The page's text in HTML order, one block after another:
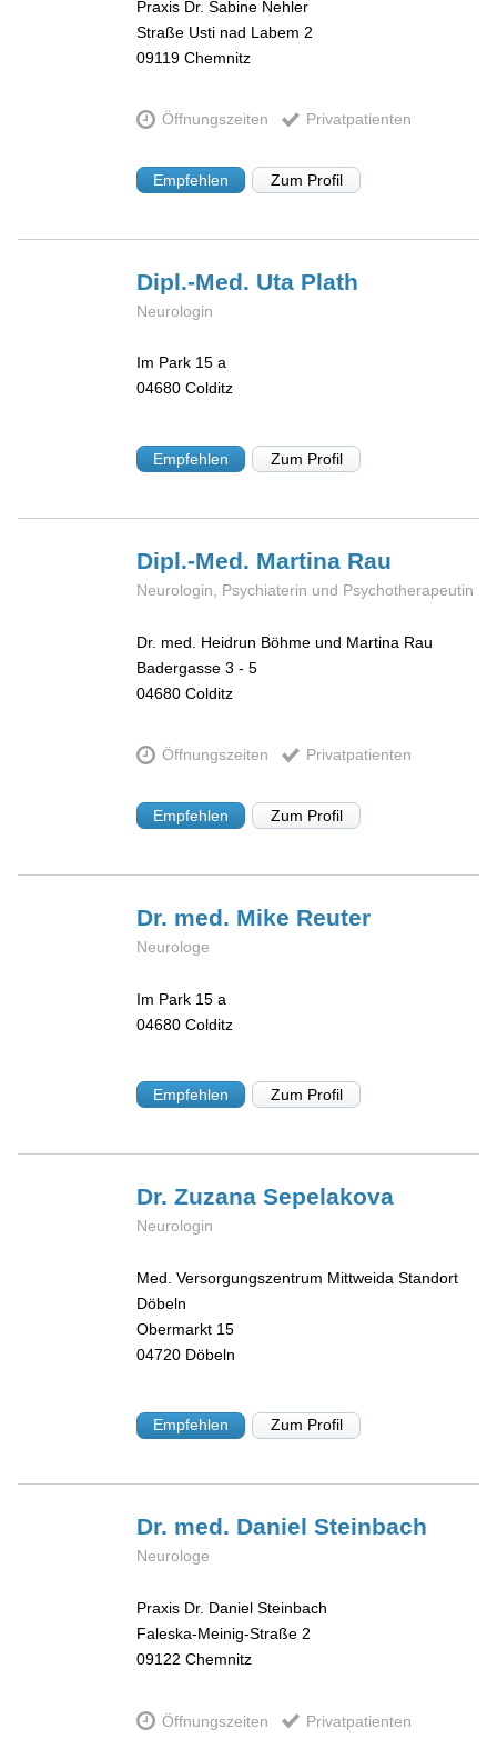
Praxis Dr. Sabine Nehler
Straße Usti nad Labem 2
09119 Chemnitz
Öffnungszeiten Privatpatienten
Empfehlen Zum Profil
Dipl.-Med. Uta Plath
Neurologin
Im Park 15 a
04680 Colditz
Empfehlen Zum Profil
Dipl.-Med. Martina Rau
Neurologin, Psychiaterin und Psychotherapeutin
Dr. med. Heidrun Böhme und Martina Rau
Badergasse 3 - 5
04680 Colditz
Öffnungszeiten Privatpatienten
Empfehlen Zum Profil
Dr. med. Mike Reuter
Neurologe
Im Park 15 a
04680 Colditz
Empfehlen Zum Profil
Dr. ZuzanaSepelakova
Neurologin
Med. Versorgungszentrum Mittweida Standort
Döbeln
Obermarkt 15
04720 Döbeln
Empfehlen Zum Profil
Dr. med. DanielSteinbach
Neurologe
Praxis Dr. Daniel Steinbach
Faleska-Meinig-Straße 2
09122 Chemnitz
Öffnungszeiten Privatpatienten